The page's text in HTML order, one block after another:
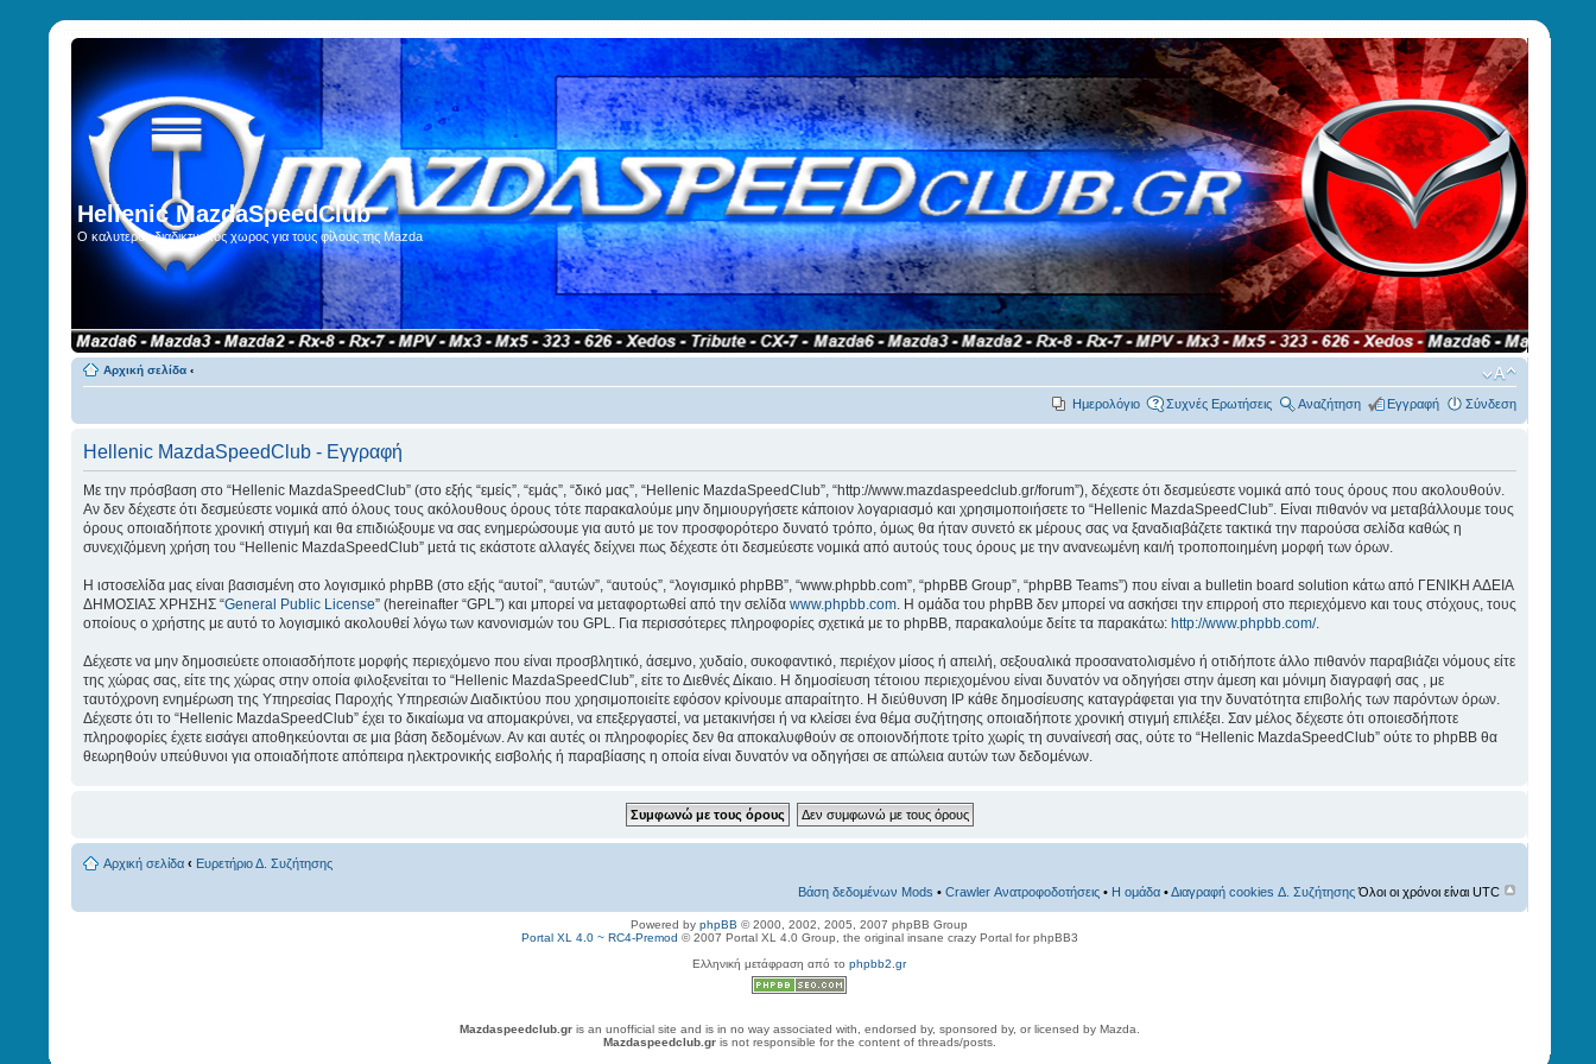
Hellenic MazdaSpeedClub
Ο καλυτερος διαδικτυακος χωρος για τους φίλους της Mazda
Αρχική σελίδα ‹
Ημερολόγιο Συχνές Ερωτήσεις Αναζήτηση Εγγραφή Σύνδεση
Hellenic MazdaSpeedClub - Εγγραφή
Με την πρόσβαση στο “Hellenic MazdaSpeedClub” (στο εξής “εμείς”, “εμάς”, “δικό μας”, “Hellenic MazdaSpeedClub”, “http://www.mazdaspeedclub.gr/forum”), δέχεστε ότι δεσμεύεστε νομικά από τους όρους που ακολουθούν.
Αν δεν δέχεστε ότι δεσμεύεστε νομικά από όλους τους ακόλουθους όρους τότε παρακαλούμε μην δημιουργήσετε κάποιον λογαριασμό και χρησιμοποιήσετε το “Hellenic MazdaSpeedClub”. Είναι πιθανόν να μεταβάλλουμε τους
όρους οποιαδήποτε χρονική στιγμή και θα επιδιώξουμε να σας ενημερώσουμε για αυτό με τον προσφορότερο δυνατό τρόπο, όμως θα ήταν συνετό εκ μέρους σας να ξαναδιαβάζετε τακτικά την παρούσα σελίδα καθώς η
συνεχιζόμενη χρήση του “Hellenic MazdaSpeedClub” μετά τις εκάστοτε αλλαγές δείχνει πως δέχεστε ότι δεσμεύεστε νομικά από αυτούς τους όρους με την ανανεωμένη και/ή τροποποιημένη μορφή των όρων.
Η ιστοσελίδα μας είναι βασισμένη στο λογισμικό phpBB (στο εξής “αυτοί”, “αυτών”, “αυτούς”, “λογισμικό phpBB”, “www.phpbb.com”, “phpBB Group”, “phpBB Teams”) που είναι a bulletin board solution κάτω από ΓΕΝΙΚΗ ΑΔΕΙΑ
ΔΗΜΟΣΙΑΣ ΧΡΗΣΗΣ “General Public License” (hereinafter “GPL”) και μπορεί να μεταφορτωθεί από την σελίδα www.phpbb.com. Η ομάδα του phpBB δεν μπορεί να ασκήσει την επιρροή στο περιεχόμενο και τους στόχους, τους
οποίους ο χρήστης με αυτό το λογισμικό ακολουθεί λόγω των κανονισμών του GPL. Για περισσότερες πληροφορίες σχετικά με το phpBB, παρακαλούμε δείτε τα παρακάτω: http://www.phpbb.com/.
Δέχεστε να μην δημοσιεύετε οποιασδήποτε μορφής περιεχόμενο που είναι προσβλητικό, άσεμνο, χυδαίο, συκοφαντικό, περιέχον μίσος ή απειλή, σεξουαλικά προσανατολισμένο ή οτιδήποτε άλλο πιθανόν παραβιάζει νόμους είτε
της χώρας σας, είτε της χώρας στην οποία φιλοξενείται το “Hellenic MazdaSpeedClub”, είτε το Διεθνές Δίκαιο. Η δημοσίευση τέτοιου περιεχομένου είναι δυνατόν να οδηγήσει στην άμεση και μόνιμη διαγραφή σας , με
ταυτόχρονη ενημέρωση της Υπηρεσίας Παροχής Υπηρεσιών Διαδικτύου που χρησιμοποιείτε εφόσον κρίνουμε απαραίτητο. Η διεύθυνση IP κάθε δημοσίευσης καταγράφεται για την δυνατότητα επιβολής των παρόντων όρων.
Δέχεστε ότι το “Hellenic MazdaSpeedClub” έχει το δικαίωμα να απομακρύνει, να επεξεργαστεί, να μετακινήσει ή να κλείσει ένα θέμα συζήτησης οποιαδήποτε χρονική στιγμή επιλέξει. Σαν μέλος δέχεστε ότι οποιεσδήποτε
πληροφορίες έχετε εισάγει αποθηκεύονται σε μια βάση δεδομένων. Αν και αυτές οι πληροφορίες δεν θα αποκαλυφθούν σε οποιονδήποτε τρίτο χωρίς τη συναίνεσή σας, ούτε το “Hellenic MazdaSpeedClub” ούτε το phpBB θα
θεωρηθούν υπεύθυνοι για οποιαδήποτε απόπειρα ηλεκτρονικής εισβολής ή παραβίασης η οποία είναι δυνατόν να οδηγήσει σε απώλεια αυτών των δεδομένων.
Αρχική σελίδα ‹ Ευρετήριο Δ. Συζήτησης
Βάση δεδομένων Mods •Crawler Ανατροφοδοτήσεις • Η ομάδα •Διαγραφή cookies Δ. ΣυζήτησηςΌλοι οι χρόνοι είναι UTC
Powered byphpBB © 2000, 2002, 2005, 2007 phpBB Group
Portal XL 4.0 ~ RC4-Premod © 2007 Portal XL 4.0 Group, the original insane crazy Portal for phpBB3
Ελληνική μετάφραση από τοphpbb2.gr
Mazdaspeedclub.gris an unofficial site and is in no way associated with, endorsed by, sponsored by, or licensed by Mazda.
Mazdaspeedclub.gris not responsible for the content of threads/posts.